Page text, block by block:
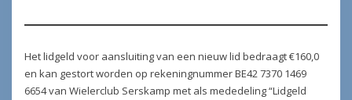
Het lidgeld voor aansluiting van een nieuw lid bedraagt €160,0
en kan gestort worden op rekeningnummer BE42 7370 1469
6654 van Wielerclub Serskamp met als mededeling “Lidgeld